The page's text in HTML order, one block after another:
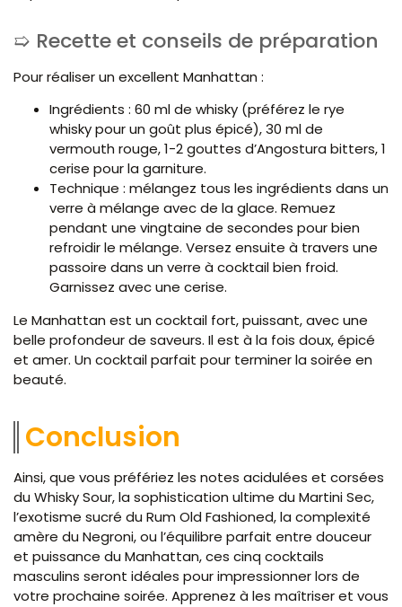
Recette et conseils de préparation
Pour réaliser un excellent Manhattan :
Ingrédients : 60 ml de whisky (préférez le rye
whisky pour un goût plus épicé), 30 ml de
vermouth rouge, 1-2 gouttes d’Angostura bitters, 1
cerise pour la garniture.
Technique : mélangez tous les ingrédients dans un
verre à mélange avec de la glace. Remuez
pendant une vingtaine de secondes pour bien
refroidir le mélange. Versez ensuite à travers une
passoire dans un verre à cocktail bien froid.
Garnissez avec une cerise.
Le Manhattan est un cocktail fort, puissant, avec une
belle profondeur de saveurs. Il est à la fois doux, épicé
et amer. Un cocktail parfait pour terminer la soirée en
beauté.
Conclusion
Ainsi, que vous préfériez les notes acidulées et corsées
du Whisky Sour, la sophistication ultime du Martini Sec,
l’exotisme sucré du Rum Old Fashioned, la complexité
amère du Negroni, ou l’équilibre parfait entre douceur
et puissance du Manhattan, ces cinq cocktails
masculins seront idéales pour impressionner lors de
votre prochaine soirée. Apprenez à les maîtriser et vous